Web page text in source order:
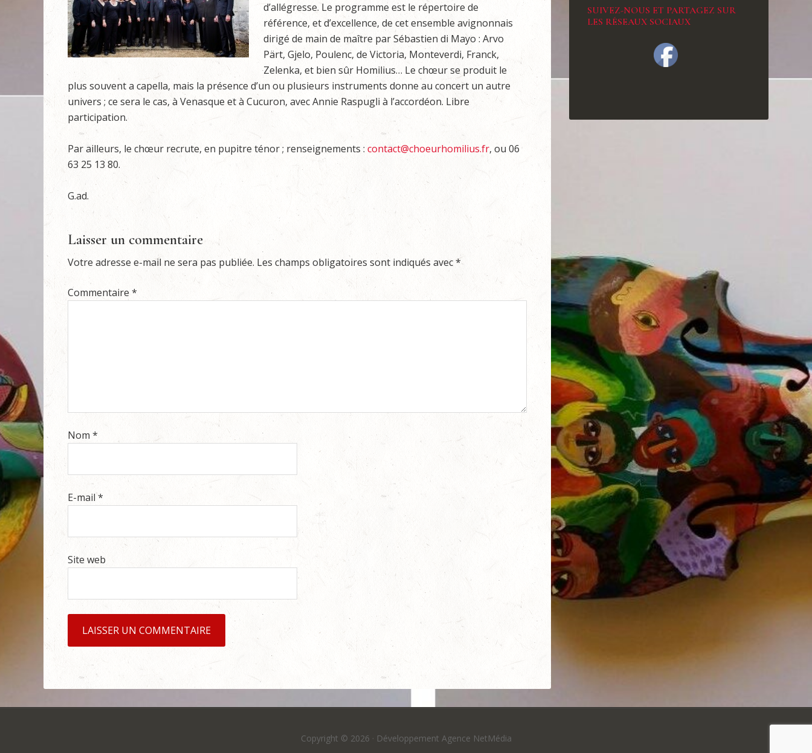
d’allégresse. Le programme est le répertoire de
référence, et d’excellence, de cet ensemble avignonnais
dirigé de main de maître par Sébastien di Mayo : Arvo
Pärt, Gjelo, Poulenc, de Victoria, Monteverdi, Franck,
Zelenka, et bien sûr Homilius… Le chœur se produit le
plus souvent a capella, mais la présence d’un ou plusieurs instruments donne au concert un autre
univers ; ce sera le cas, à Venasque et à Cucuron, avec Annie Raspugli à l’accordéon. Libre
participation.
Par ailleurs, le chœur recrute, en pupitre ténor ; renseignements : contact@choeurhomilius.fr, ou 06
63 25 13 80.
G.ad.
Laisser un commentaire
Votre adresse e-mail ne sera pas publiée. Les champs obligatoires sont indiqués avec*
Commentaire *
Nom *
E-mail*
Site web
SUIVEZ-NOUS ET PARTAGEZ SUR
LES RÉSEAUX SOCIAUX
Copyright © 2026 · Développement Agence NetMédia